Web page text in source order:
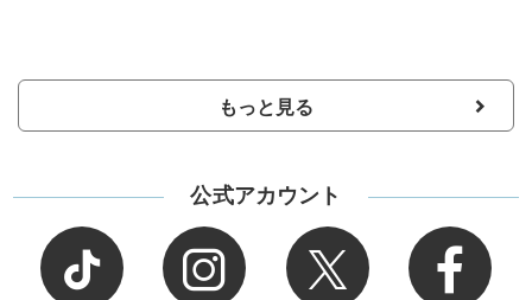
もっと見る
公式アカウント